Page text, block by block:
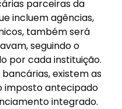
parceiras da
incluem agências,
também será
seguindo o
por cada instituição.
existem as
imposto antecipado
integrado.